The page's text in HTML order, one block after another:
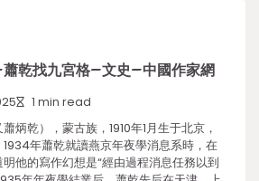
乾找九宮格–文史–中國作家網
1 min read
炳乾），蒙古族，1910年1月生于北京，
年蕭乾就讀燕京年夜學消息系時，在
明他的寫作幻想是“經由過程消息任務以到